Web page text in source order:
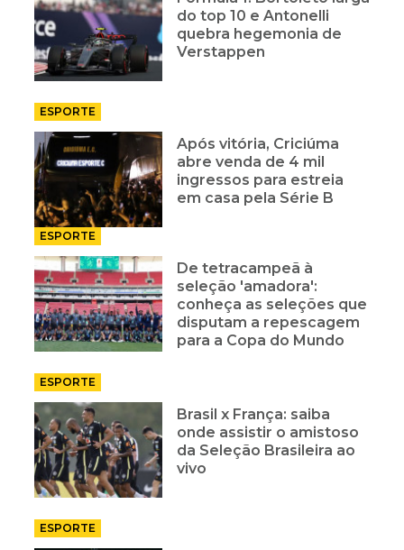
do top 10 e Antonelli
quebra hegemonia de
Verstappen
ESPORTE
Após vitória, Criciúma
abre venda de 4 mil
ingressos para estreia
em casa pela Série B
ESPORTE
De tetracampeã à
seleção 'amadora':
conheça as seleções que
disputam a repescagem
para a Copa do Mundo
ESPORTE
Brasil x França: saiba
onde assistir o amistoso
da Seleção Brasileira ao
vivo
ESPORTE